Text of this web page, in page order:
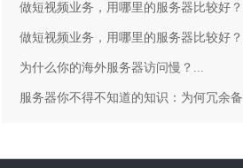
做短视频业务，用哪里的服务器比较好
做短视频业务，用哪里的服务器比较好
为什么你的海外服务器访问慢？...